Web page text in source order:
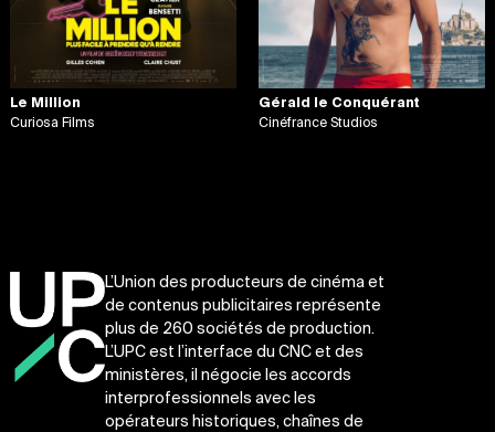
Le Million
Curiosa Films
Gérald le Conquérant
Cinéfrance Studios
L’Union des producteurs de cinéma et
de contenus publicitaires représente
plus de 260 sociétés de production.
L’UPC est l’interface du CNC et des
ministères, il négocie les accords
interprofessionnels avec les
opérateurs historiques, chaînes de